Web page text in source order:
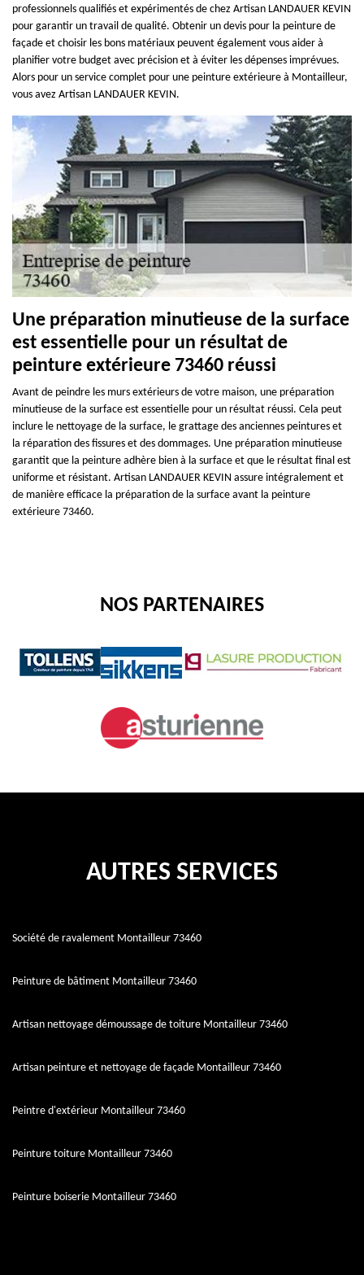
professionnels qualifiés et expérimentés de chez Artisan LANDAUER KEVIN
pour garantir un travail de qualité. Obtenir un devis pour la peinture de
façade et choisir les bons matériaux peuvent également vous aider à
planifier votre budget avec précision et à éviter les dépenses imprévues.
Alors pour un service complet pour une peinture extérieure à Montailleur,
vous avez Artisan LANDAUER KEVIN.
Une préparation minutieuse de la surface
est essentielle pour un résultat de
peinture extérieure 73460 réussi
Avant de peindre les murs extérieurs de votre maison, une préparation
minutieuse de la surface est essentielle pour un résultat réussi. Cela peut
inclure le nettoyage de la surface, le grattage des anciennes peintures et
la réparation des fissures et des dommages. Une préparation minutieuse
garantit que la peinture adhère bien à la surface et que le résultat final est
uniforme et résistant. Artisan LANDAUER KEVIN assure intégralement et
de manière efficace la préparation de la surface avant la peinture
extérieure 73460.
NOS PARTENAIRES
AUTRES SERVICES
Société de ravalement Montailleur 73460
Peinture de bâtiment Montailleur 73460
Artisan nettoyage démoussage de toiture Montailleur 73460
Artisan peinture et nettoyage de façade Montailleur 73460
Peintre d'extérieur Montailleur 73460
Peinture toiture Montailleur 73460
Peinture boiserie Montailleur 73460